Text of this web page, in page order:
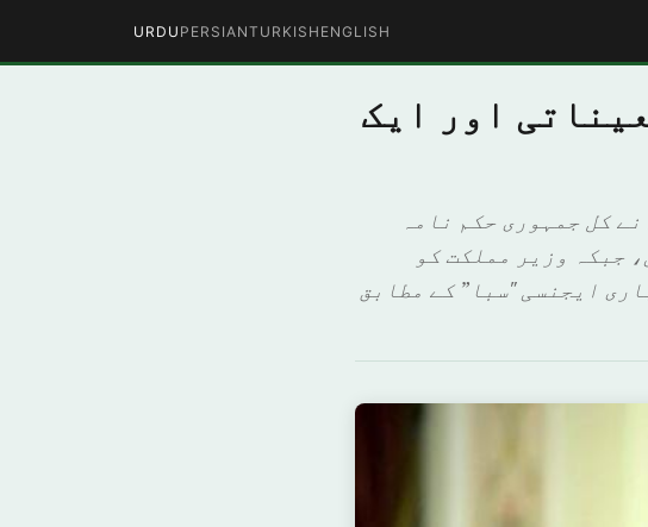
ENGLISH
TURKISH
PERSIAN
URDU
وزراء کی تعیناتی اور ایک
کل جمہوری حکم نامہ
جبکہ وزیر مملکت کو
ایجنسی "سبا” کے مطابق